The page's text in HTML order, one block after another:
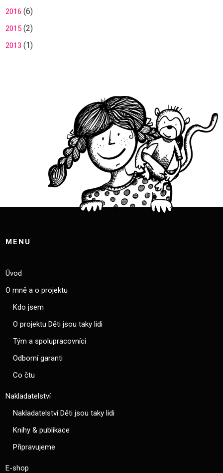
2016 (6)
2015(2)
2013 (1)
MENU
Úvod
O mně a o projektu
Kdo jsem
O projektu Děti jsou taky lidi
Tým a spolupracovníci
Odborní garanti
Co čtu
Nakladatelství
Nakladatelství Děti jsou taky lidi
Knihy & publikace
Připravujeme
E-shop